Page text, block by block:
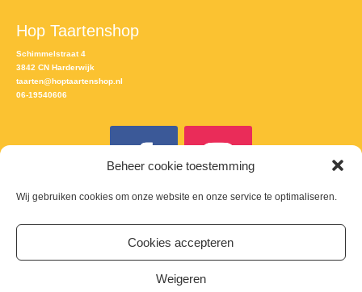
Beheer cookie toestemming
Wij gebruiken cookies om onze website en onze service te optimaliseren.
Cookies accepteren
Weigeren
Hop Taartenshop
Schimmelstraat 4
3842 CN Harderwijk
taarten@hoptaartenshop.nl
06-19540606
Meld je aan voor de nieuwsbrief
Email